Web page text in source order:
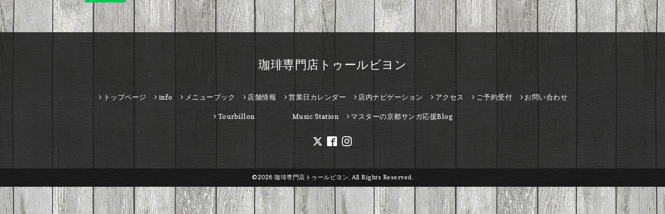
珈琲専門店トゥールビヨン
トップページ info メニューブック 店舗情報 営業日カレンダー 店内ナビゲーション アクセス ご予約受付 お問い合わせ
Tourbillon Music Station マスターの京都サンガ応援Blog
©2026 珈琲専門店トゥールビヨン. All Rights Reserved.